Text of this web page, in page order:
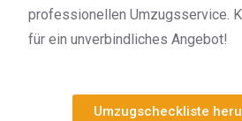
professionellen Umzugsservice.
für ein unverbindliches Angebot!
Umzugscheckliste